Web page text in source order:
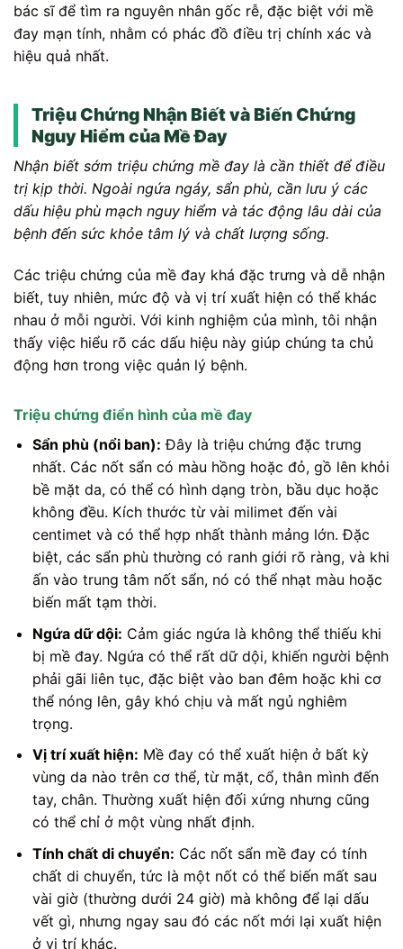
bác sĩ để tìm ra nguyên nhân gốc rễ, đặc biệt với mề
đay mạn tính, nhằm có phác đồ điều trị chính xác và
hiệu quả nhất.
Triệu Chứng Nhận Biết và Biến Chứng
Nguy Hiểm của Mề Đay
Nhận biết sớm triệu chứng mề đay là cần thiết để điều
trị kịp thời. Ngoài ngứa ngáy, sẩn phù, cần lưu ý các
dấu hiệu phù mạch nguy hiểm và tác động lâu dài của
bệnh đến sức khỏe tâm lý và chất lượng sống.
Các triệu chứng của mề đay khá đặc trưng và dễ nhận
biết, tuy nhiên, mức độ và vị trí xuất hiện có thể khác
nhau ở mỗi người. Với kinh nghiệm của mình, tôi nhận
thấy việc hiểu rõ các dấu hiệu này giúp chúng ta chủ
động hơn trong việc quản lý bệnh.
Triệu chứng điển hình của mề đay
Sẩn phù (nổi ban): Đây là triệu chứng đặc trưng
nhất. Các nốt sẩn có màu hồng hoặc đỏ, gồ lên khỏi
bề mặt da, có thể có hình dạng tròn, bầu dục hoặc
không đều. Kích thước từ vài milimet đến vài
centimet và có thể hợp nhất thành mảng lớn. Đặc
biệt, các sẩn phù thường có ranh giới rõ ràng, và khi
ấn vào trung tâm nốt sẩn, nó có thể nhạt màu hoặc
biến mất tạm thời.
Ngứa dữ dội: Cảm giác ngứa là không thể thiếu khi
bị mề đay. Ngứa có thể rất dữ dội, khiến người bệnh
phải gãi liên tục, đặc biệt vào ban đêm hoặc khi cơ
thể nóng lên, gây khó chịu và mất ngủ nghiêm
trọng.
Vị trí xuất hiện: Mề đay có thể xuất hiện ở bất kỳ
vùng da nào trên cơ thể, từ mặt, cổ, thân mình đến
tay, chân. Thường xuất hiện đối xứng nhưng cũng
có thể chỉ ở một vùng nhất định.
Tính chất di chuyển: Các nốt sẩn mề đay có tính
chất di chuyển, tức là một nốt có thể biến mất sau
vài giờ (thường dưới 24 giờ) mà không để lại dấu
vết gì, nhưng ngay sau đó các nốt mới lại xuất hiện
ở vị trí khác.